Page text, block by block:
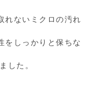
れないミクロの汚れ
をしっかりと保ちな
した。